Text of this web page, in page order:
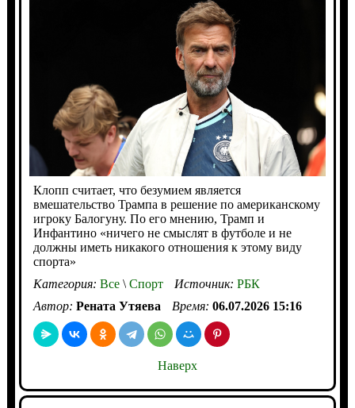
Клопп считает, что безумием является
вмешательство Трампа в решение по американскому
игроку Балогуну. По его мнению, Трамп и
Инфантино «ничего не смыслят в футболе и не
должны иметь никакого отношения к этому виду
спорта»
Категория: Все\Спорт Источник: РБК
Автор: Рената Утяева Время: 06.07.2026 15:16
Наверх